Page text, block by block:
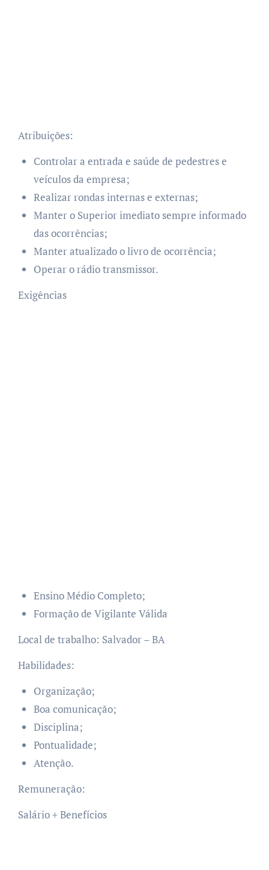
Atribuições:
Controlar a entrada e saúde de pedestres e
veículos da empresa;
Realizar rondas internas e externas;
Manter o Superior imediato sempre informado
das ocorrências;
Manter atualizado o livro de ocorrência;
Operar o rádio transmissor.
Exigências
Ensino Médio Completo;
Formação de Vigilante Válida
Local de trabalho: Salvador – BA
Habilidades:
Organização;
Boa comunicação;
Disciplina;
Pontualidade;
Atenção.
Remuneração:
Salário + Benefícios